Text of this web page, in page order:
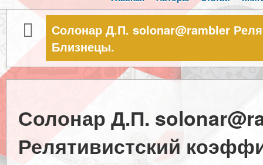
Солонар Д.П. solonar@rambler
Близнецы.
Солонар Д.П.
Релятивистский